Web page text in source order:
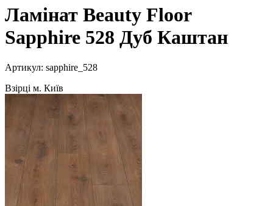
Ламінат Beauty Floor
Sapphire 528 Дуб Каштан
Артикул: sapphire_528
Взірці м. Київ